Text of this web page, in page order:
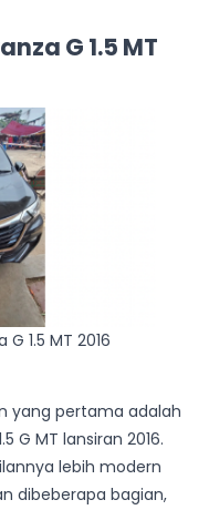
G 1.5 MT
1.5 MT 2016
yang pertama adalah
G MT lansiran 2016.
lebih modern
dibeberapa bagian,